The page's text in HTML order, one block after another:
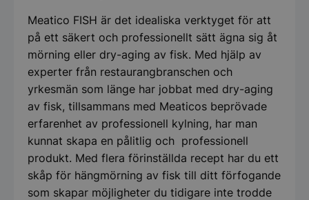
Meatico FISH är det idealiska verktyget för att
på ett säkert och professionellt sätt ägna sig åt
mörning eller dry-aging av fisk. Med hjälp av
experter från restaurangbranschen och
yrkesmän som länge har jobbat med dry-aging
av fisk, tillsammans med Meaticos beprövade
erfarenhet av professionell kylning, har man
kunnat skapa en pålitlig och professionell
produkt. Med flera förinställda recept har du ett
skåp för hängmörning av fisk till ditt förfogande
som skapar möjligheter du tidigare inte trodde